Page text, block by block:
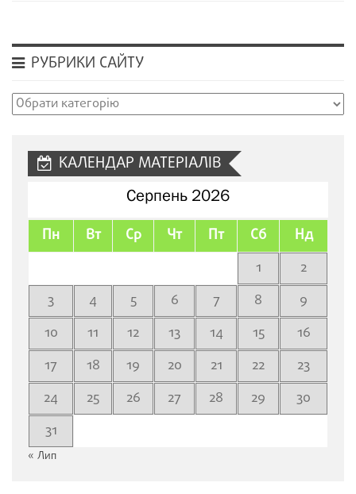
РУБРИКИ САЙТУ
Рубрики
КАЛЕНДАР МАТЕРІАЛІВ
Серпень 2026
Пн Вт Ср Чт Пт Сб Нд
1
2
3
4 5 6 7 8
9
10
11 12 13 14 15
16
17
18 19 20 21 22
23
24
25 26 27 28 29
30
31
« Лип